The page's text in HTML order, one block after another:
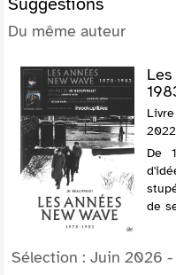
Du même auteur
Les
2022
De
de
int...
Sélection : Juin 2026 -